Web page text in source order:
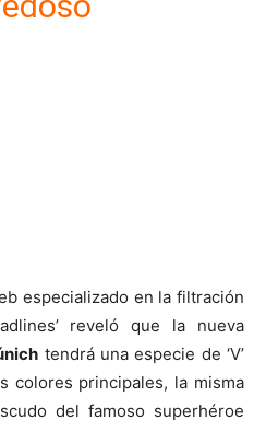
especializado en la filtración
reveló que la nueva
tendrá una especie de ‘V’
colores principales, la misma
del famoso superhéroe